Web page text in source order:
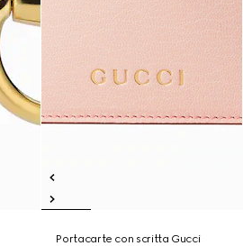
Portacarte con scritta Gucci